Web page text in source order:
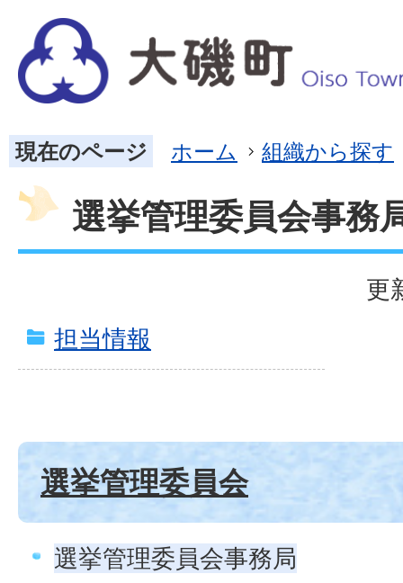
現在のページ ホーム 組織から探す
選挙管理委員会事務
更
担当情報
選挙管理委員会
選挙管理委員会事務局